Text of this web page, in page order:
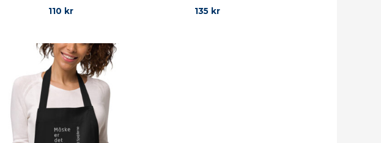
110 kr 135 kr